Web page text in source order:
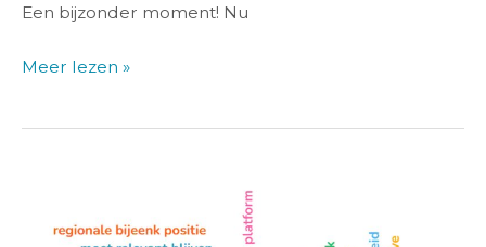
Een bijzonder moment! Nu
Meer lezen »